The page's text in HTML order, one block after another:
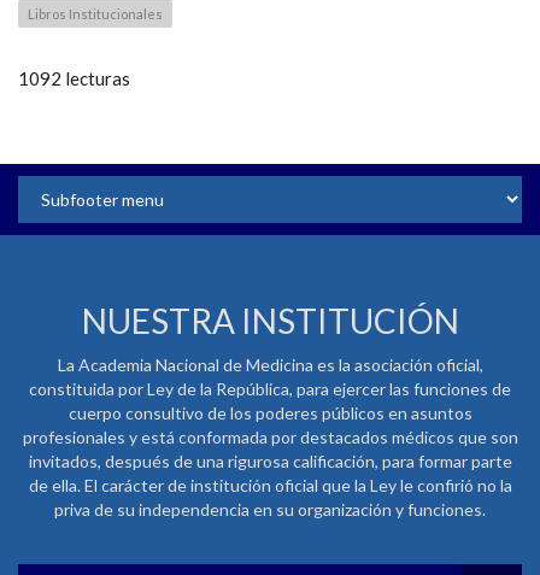
Libros Institucionales
1092 lecturas
NUESTRA INSTITUCIÓN
La Academia Nacional de Medicina es la asociación oficial,
constituida por Ley de la República, para ejercer las funciones de
cuerpo consultivo de los poderes públicos en asuntos
profesionales y está conformada por destacados médicos que son
invitados, después de una rigurosa calificación, para formar parte
de ella. El carácter de institución oficial que la Ley le confirió no la
priva de su independencia en su organización y funciones.